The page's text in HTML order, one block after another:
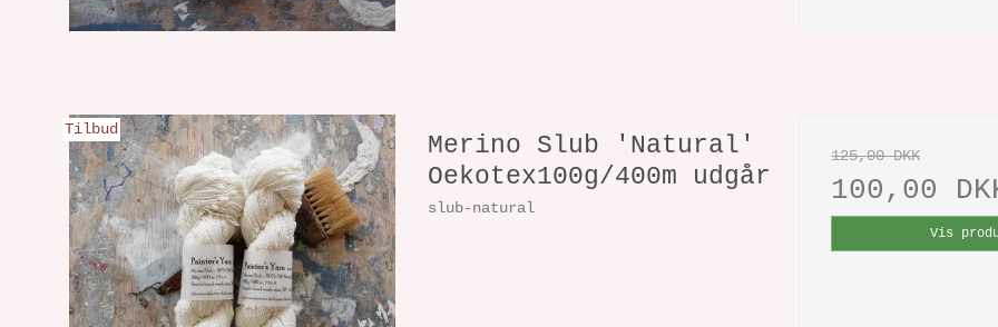
Tilbud
Merino Slub 'Natural'
Oekotex100g/400m udgår
slub-natural
125,00 DKK
100,00
Vis